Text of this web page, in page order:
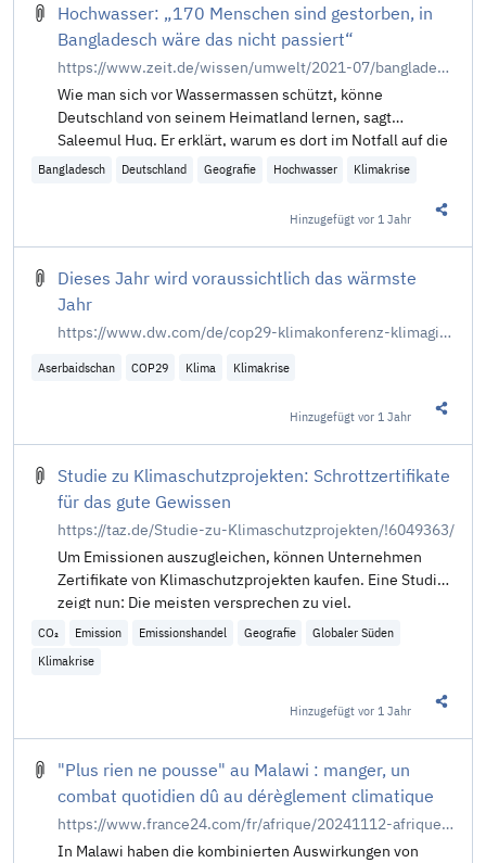
Hochwasser: „170 Menschen sind gestorben, in
Bangladesch wäre das nicht passiert“
https://www.zeit.de/wissen/umwelt/2021-07/bangladesch-klimaforscher-hochwasser-tipps-deutschland-wetterextreme-klimawandel-saleemul-huq
Wie man sich vor Wassermassen schützt, könne
Deutschland von seinem Heimatland lernen, sagt
Saleemul Huq. Er erklärt, warum es dort im Notfall auf die
Kinder ankommt.
Bangladesch Deutschland Geografie Hochwasser Klimakrise
Hinzugefügtvor 1 Jahr
Dieses Jahr wird voraussichtlich das wärmste
Jahr
https://www.dw.com/de/cop29-klimakonferenz-klimagipfel-un-klimawandel-baku-aserbaidschan-v2/a-70740160
Aserbaidschan COP29 Klima Klimakrise
Hinzugefügtvor 1 Jahr
Studie zu Klimaschutzprojekten: Schrottzertifikate
für das gute Gewissen
https://taz.de/Studie-zu-Klimaschutzprojekten/!6049363/
Um Emissionen auszugleichen, können Unternehmen
Zertifikate von Klimaschutzprojekten kaufen. Eine Studie
zeigt nun: Die meisten versprechen zu viel.
CO₂ Emission Emissionshandel Geografie
Globaler Süden
Klimakrise
Hinzugefügtvor 1 Jahr
"Plus rien ne pousse" au Malawi : manger, un
combat quotidien dû au dérèglement climatique
https://www.france24.com/fr/afrique/20241112-afrique-malawi-plus-rien-ne-pousse-manger-combat-quotidien-d%C3%A9r%C3%A8glement-climatique
In Malawi haben die kombinierten Auswirkungen von